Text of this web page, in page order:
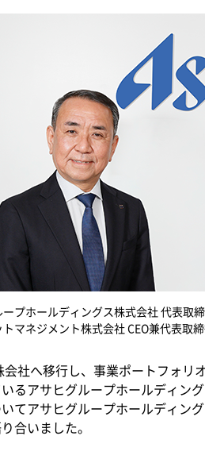
プホールディングス株式会社 代表取
マネジメント株式会社 CEO兼代表取
社へ移行し、事業ポートフォリ
るアサヒグループホールディン
てアサヒグループホールディン
合いました。